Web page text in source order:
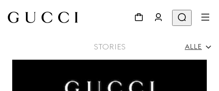
STORIES ALLE